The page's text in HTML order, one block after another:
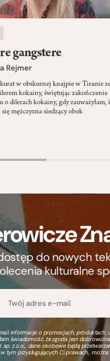
gangstere
Rejmer
w obskurnej knajpie w Tiranie
kokainy, świętując zakończenie
o dilerach kokainy, gdy zauważyłam,
mężczyzna siedzący obok
do nowych
kulturalne
informacje o promocjach, produktach,
świadomość, że zgoda jest
z o.o., dane osobowe będą
w tym przysługujących Ci prawach, można